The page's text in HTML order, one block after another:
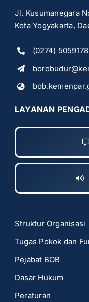
Jl. Kusumanegara
Kota Yogyakarta,
(0274) 5059178
LAYANAN
Struktur Organisasi
Tugas Pokok dan
Pejabat BOB
Dasar Hukum
Peraturan